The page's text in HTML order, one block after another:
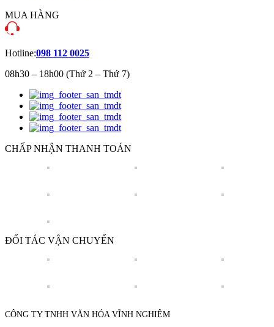
MUA HÀNG
Hotline:098 112 0025
08h30 – 18h00 (Thứ 2 – Thứ 7)
CHẤP NHẬN THANH TOÁN
ĐỐI TÁC VẬN CHUYỂN
CÔNG TY TNHH VĂN HÓA VĨNH NGHIÊM